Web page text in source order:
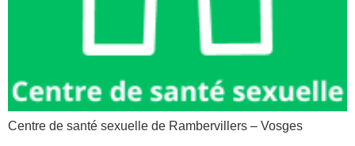
Centre de santé sexuelle de Rambervillers – Vosges